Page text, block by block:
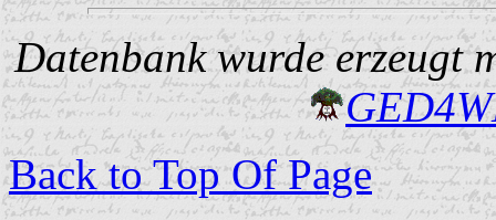
Datenbank wurde erzeugt
Back to Top Of Page